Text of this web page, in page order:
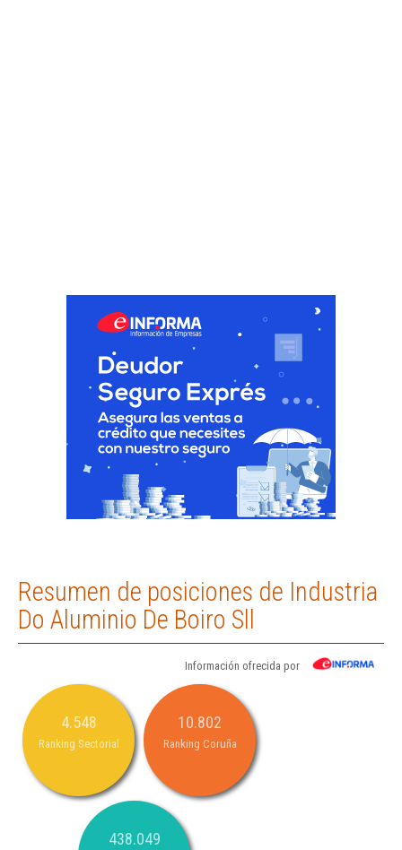
Resumen de posiciones de Industria
Do Aluminio De Boiro Sll
Información ofrecida por
4.548
Ranking Sectorial
10.802
Ranking Coruña
438.049